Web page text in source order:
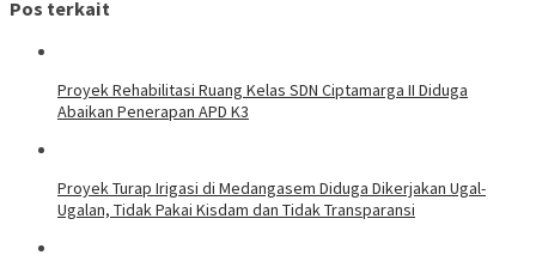
Pos terkait
Proyek Rehabilitasi Ruang Kelas SDN Ciptamarga II Diduga
Abaikan Penerapan APD K3
Proyek Turap Irigasi di Medangasem Diduga Dikerjakan Ugal-
Ugalan, Tidak Pakai Kisdam dan Tidak Transparansi